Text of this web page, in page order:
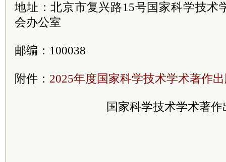
地址：北京市复兴路15号国家科学技术
会办公室
邮编：100038
附件： 2025年度国家科学技术学术著作
国家科学技术学术著